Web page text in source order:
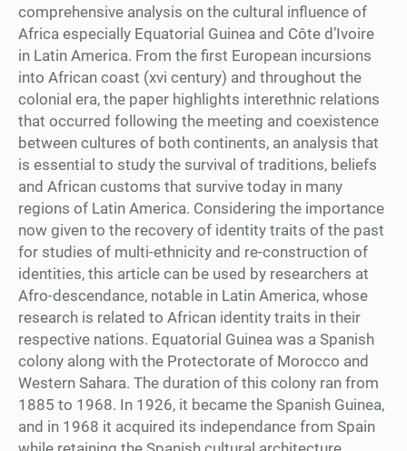
comprehensive analysis on the cultural influence of
Africa especially Equatorial Guinea and Côte d’Ivoire
in Latin America. From the first European incursions
into African coast (xvi century) and throughout the
colonial era, the paper highlights interethnic relations
that occurred following the meeting and coexistence
between cultures of both continents, an analysis that
is essential to study the survival of traditions, beliefs
and African customs that survive today in many
regions of Latin America. Considering the importance
now given to the recovery of identity traits of the past
for studies of multi-ethnicity and re-construction of
identities, this article can be used by researchers at
Afro-descendance, notable in Latin America, whose
research is related to African identity traits in their
respective nations. Equatorial Guinea was a Spanish
colony along with the Protectorate of Morocco and
Western Sahara. The duration of this colony ran from
1885 to 1968. In 1926, it became the Spanish Guinea,
and in 1968 it acquired its independance from Spain